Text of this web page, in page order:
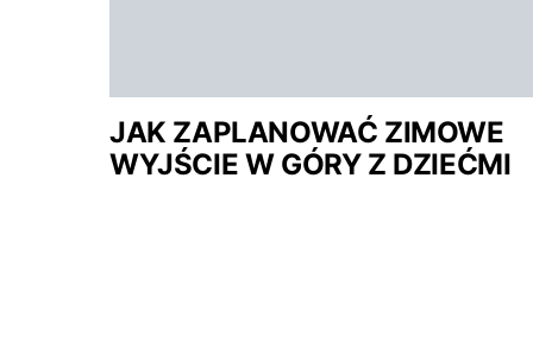
JAK ZAPLANOWAĆ ZIMOWE
WYJŚCIE W GÓRY Z DZIEĆMI